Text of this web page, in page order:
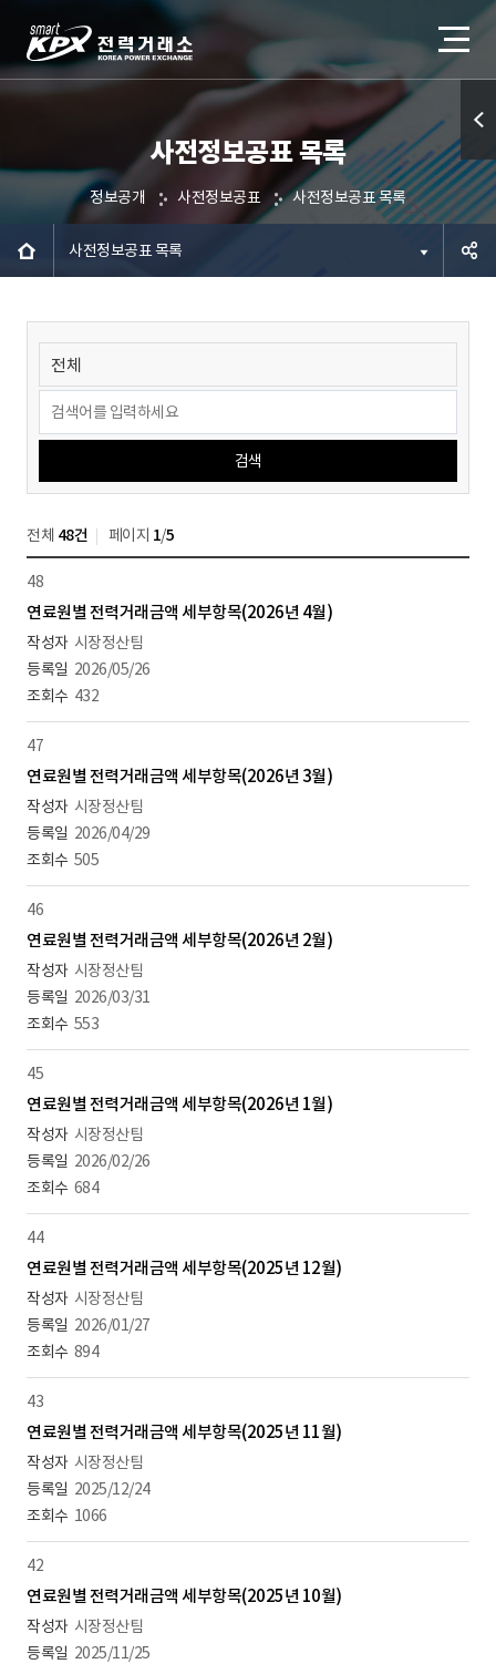
사전정보공표 목록
정보공개 사전정보공표 사전정보공표 목록
사전정보공표 목록
검색
전체 48건 페이지 1/5
48
연료원별 전력거래금액 세부항목(2026년 4월)
시장정산팀
2026/05/26
432
47
연료원별 전력거래금액 세부항목(2026년 3월)
시장정산팀
2026/04/29
505
46
연료원별 전력거래금액 세부항목(2026년 2월)
시장정산팀
2026/03/31
553
45
연료원별 전력거래금액 세부항목(2026년 1월)
시장정산팀
2026/02/26
684
44
연료원별 전력거래금액 세부항목(2025년 12월)
시장정산팀
2026/01/27
894
43
연료원별 전력거래금액 세부항목(2025년 11월)
시장정산팀
2025/12/24
1066
42
연료원별 전력거래금액 세부항목(2025년 10월)
시장정산팀
2025/11/25
퀵메
뉴 열
기